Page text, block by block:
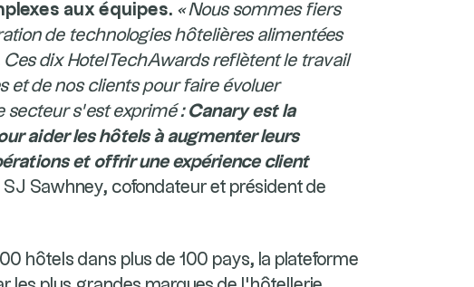
aux équipes. « Nous sommes fiers
de technologies hôtelières alimentées
dix HotelTechAwards reflètent le travail
et de nos clients pour faire évoluer
secteur s’est exprimé :Canary est la
aider les hôtels à augmenter leurs
et offrir une expérience client
SJ Sawhney, cofondateur et président de
hôtels dans plus de 100 pays, la plateforme